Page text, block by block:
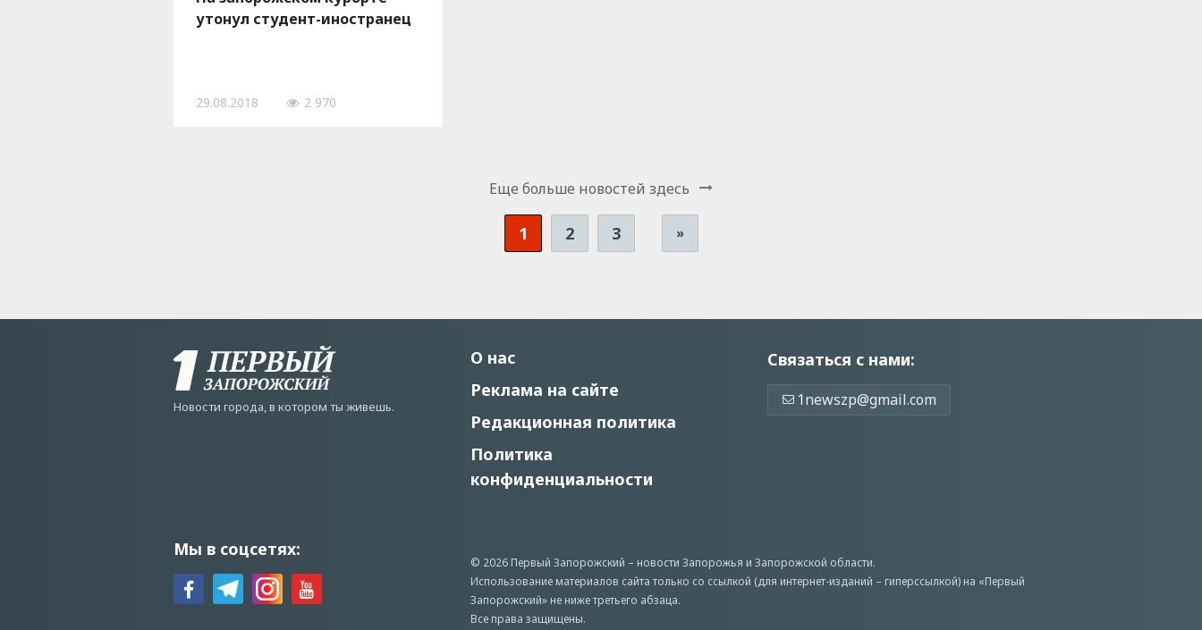
утонул студент-иностранец
29.08.2018 2 970
Еще больше новостей здесь
1 2 3 »
Новости города, в котором ты живешь.
О нас
Реклама на сайте
Редакционная политика
Политика
конфиденциальности
Связаться с нами:
1newszp@gmail.com
Мы в соцсетях:
© 2026 Первый Запорожский – новости Запорожья и Запорожской области.
Использование материалов сайта только со ссылкой (для интернет-изданий – гиперссылкой) на «Первый
Запорожский» не ниже третьего абзаца.
Все права защищены.